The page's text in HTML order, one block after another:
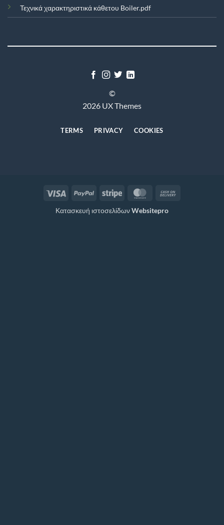
Τεχνικά χαρακτηριστικά κάθετου Boiler.pdf
©
2026 UX Themes
TERMS PRIVACY COOKIES
Visa PayPal Stripe MasterCard
Κατασκευή ιστοσελίδωνWebsitepro